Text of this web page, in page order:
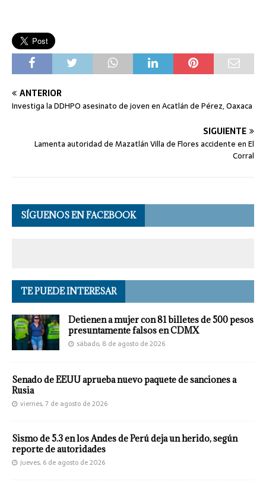
ANTERIOR
Investiga la DDHPO asesinato de joven en Acatlán de Pérez, Oaxaca
SIGUIENTE
Lamenta autoridad de Mazatlán Villa de Flores accidente en El
Corral
SÍGUENOS EN FACEBOOK
TE PUEDE INTERESAR
Detienen a mujer con 81 billetes de 500 pesos
presuntamente falsos en CDMX
sábado, 8 de agosto de 2026
Senado de EEUU aprueba nuevo paquete de sanciones a
Rusia
viernes, 7 de agosto de 2026
Sismo de 5.3 en los Andes de Perú deja un herido, según
reporte de autoridades
jueves, 6 de agosto de 2026